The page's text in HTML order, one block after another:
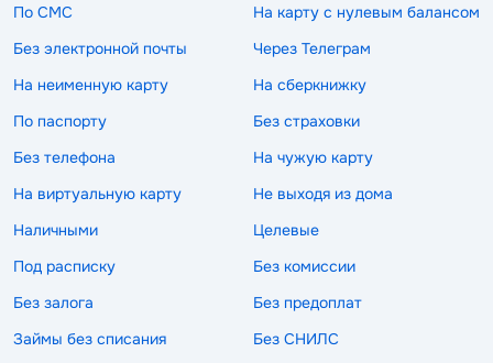
По СМС
На карту с нулевым балансом
Без электронной почты
Через Телеграм
На неименную карту
На сберкнижку
По паспорту
Без страховки
Без телефона
На чужую карту
На виртуальную карту
Не выходя из дома
Наличными
Целевые
Под расписку
Без комиссии
Без залога
Без предоплат
Займы без списания
Без СНИЛС